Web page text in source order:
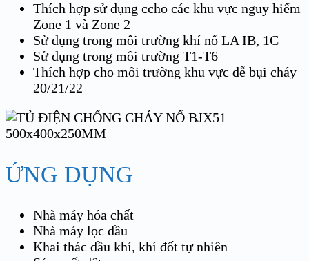
Thích hợp sử dụng ccho các khu vực nguy hiểm
Zone 1 và Zone 2
Sử dụng trong môi trường khí nổ LA IB, 1C
Sử dụng trong môi trường T1-T6
Thích hợp cho môi trường khu vực dễ bụi cháy
20/21/22
ỨNG DỤNG
Nhà máy hóa chất
Nhà máy lọc dầu
Khai thác dầu khí, khí đốt tự nhiên